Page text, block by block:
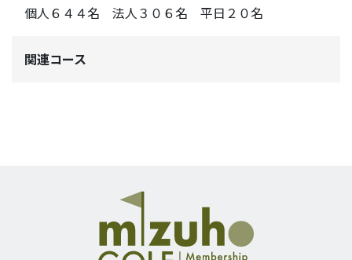
個人６４４名 法人３０６名 平日２０名
関連コース